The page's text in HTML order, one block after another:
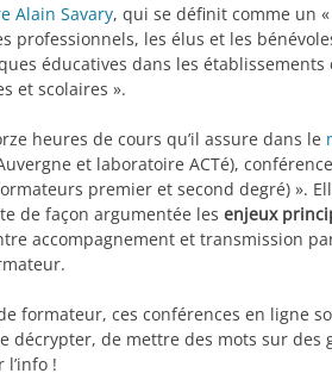
Alain Savary, qui se définit comme un
professionnels, les élus et les
éducatives dans les
et scolaires ».
heures de cours qu’il assure dans le
et laboratoire ACTé),
premier et second degré) ».
de façon argumentée les enjeux
accompagnement et transmission
formateur, ces conférences en ligne
de mettre des mots sur des
!